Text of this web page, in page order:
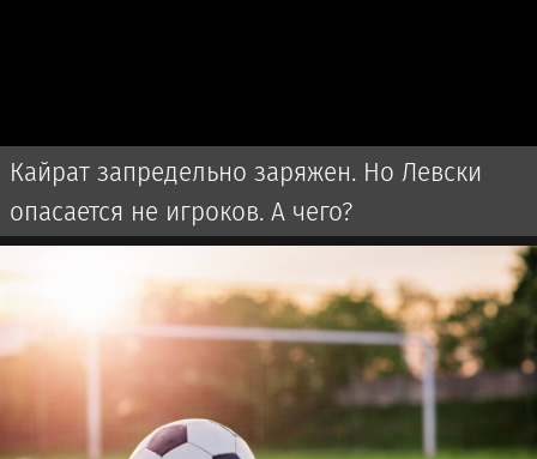
Кайрат запредельно заряжен. Но Левски
опасается не игроков. А чего?